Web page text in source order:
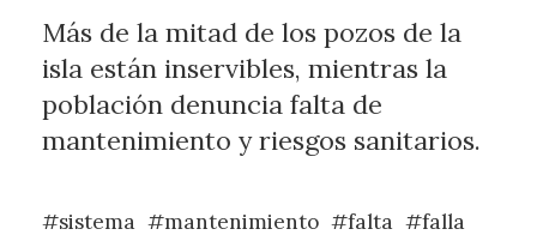
Más de la mitad de los pozos de la
isla están inservibles, mientras la
población denuncia falta de
mantenimiento y riesgos sanitarios.
#sistema #mantenimiento #falta #falla